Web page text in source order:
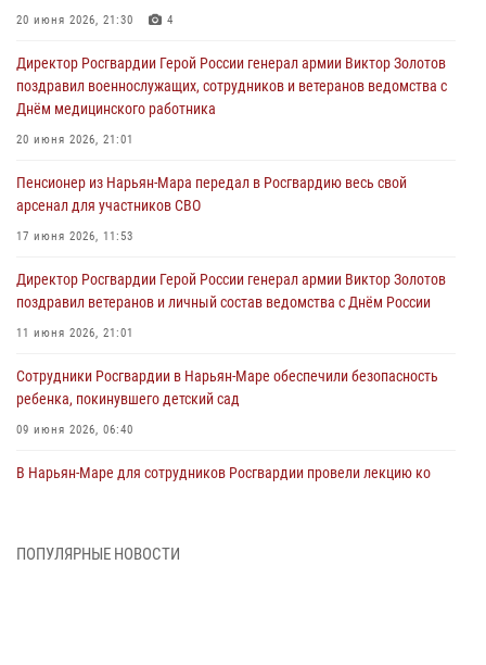
20 июня 2026, 21:30 4
Директор Росгвардии Герой России генерал армии Виктор Золотов
поздравил военнослужащих, сотрудников и ветеранов ведомства с
Днём медицинского работника
20 июня 2026, 21:01
Пенсионер из Нарьян-Мара передал в Росгвардию весь свой
арсенал для участников СВО
17 июня 2026, 11:53
Директор Росгвардии Герой России генерал армии Виктор Золотов
поздравил ветеранов и личный состав ведомства с Днём России
11 июня 2026, 21:01
Сотрудники Росгвардии в Нарьян-Маре обеспечили безопасность
ребенка, покинувшего детский сад
09 июня 2026, 06:40
В Нарьян-Маре для сотрудников Росгвардии провели лекцию ко
ПОПУЛЯРНЫЕ НОВОСТИ